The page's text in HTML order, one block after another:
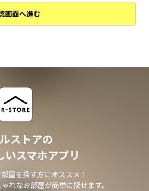
報を利用する場合、あらかじめご本
応
ンの送信、その他の対応
件情報サービスの提供のために必
の漏洩、滅失またはき損の防止その
に必要かつ適切な措置を講じます。
画面へ進む
ストアの
いスマホアプリ
屋を探す方にオススメ！
れなお部屋が簡単に探せます。